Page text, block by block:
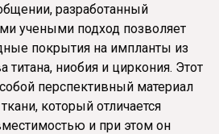
разработанный
учеными подход позволяет
покрытия на импланты из
титана, ниобия и циркония. Этот
перспективный материал
который отличается
и при этом он